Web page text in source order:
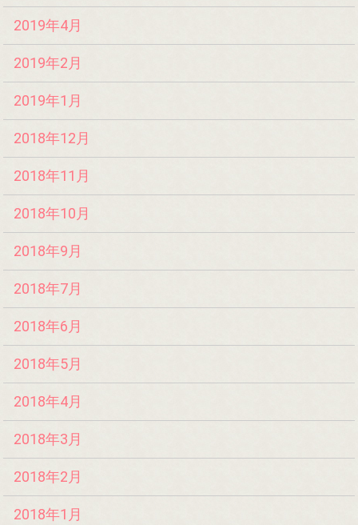
2019年4月
2019年2月
2019年1月
2018年12月
2018年11月
2018年10月
2018年9月
2018年7月
2018年6月
2018年5月
2018年4月
2018年3月
2018年2月
2018年1月